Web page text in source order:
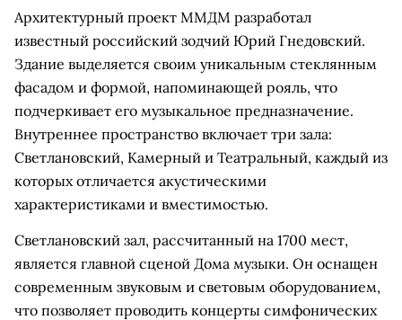
Архитектурный проект ММДМ разработал
известный российский зодчий Юрий Гнедовский.
Здание выделяется своим уникальным стеклянным
фасадом и формой, напоминающей рояль, что
подчеркивает его музыкальное предназначение.
Внутреннее пространство включает три зала:
Светлановский, Камерный и Театральный, каждый из
которых отличается акустическими
характеристиками и вместимостью.
Светлановский зал, рассчитанный на 1700 мест,
является главной сценой Дома музыки. Он оснащен
современным звуковым и световым оборудованием,
что позволяет проводить концерты симфонических